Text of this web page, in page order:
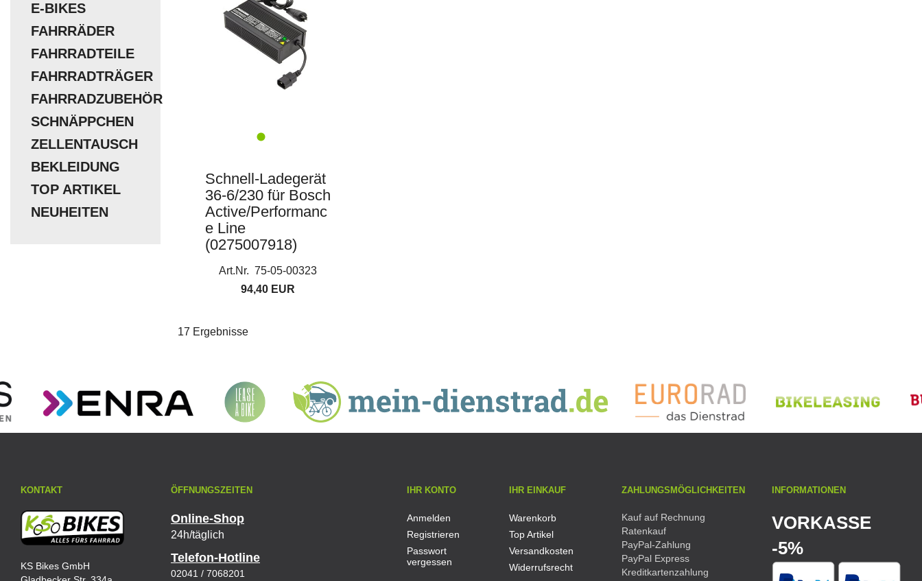
E-BIKES
FAHRRÄDER
FAHRRADTEILE
FAHRRADTRÄGER
FAHRRADZUBEHÖR
SCHNÄPPCHEN
ZELLENTAUSCH
BEKLEIDUNG
TOP ARTIKEL
NEUHEITEN
Schnell-Ladegerät
36-6/230 für Bosch
Active/Performanc
e Line
(0275007918)
Art.Nr. 75-05-00323
94,40 EUR
17 Ergebnisse
KONTAKT
KS Bikes GmbH
ÖFFNUNGSZEITEN
Online-Shop
24h/täglich
Telefon-Hotline
02041 / 7068201
IHR KONTO
Anmelden
Registrieren
Passwort
vergessen
IHR EINKAUF
Warenkorb
Top Artikel
Versandkosten
Widerrufsrecht
ZAHLUNGSMÖGLICHKEITEN
Kauf auf Rechnung
Ratenkauf
PayPal-Zahlung
PayPal Express
Kreditkartenzahlung
INFORMATIONEN
VORKASSE
-5%